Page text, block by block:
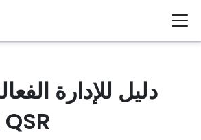
دليل للإدارة
الطعام في QSR